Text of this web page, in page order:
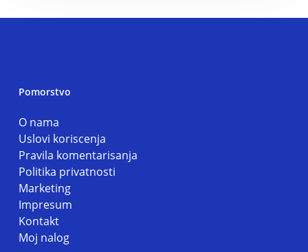
Pomorstvo
O nama
Uslovi koriscenja
Pravila komentarisanja
Politika privatnosti
Marketing
Impresum
Kontakt
Moj nalog